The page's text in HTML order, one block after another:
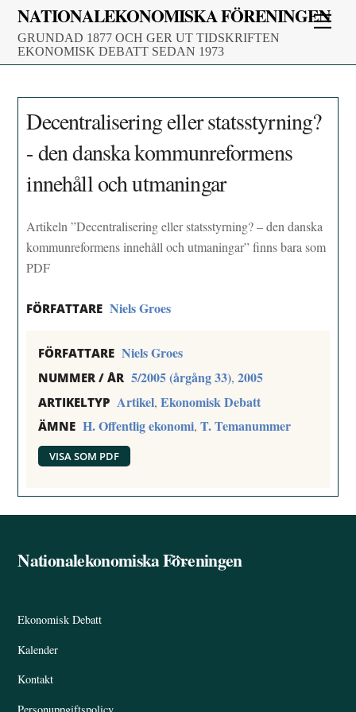
Skip
content
NATIONALEKONOMISKA FÖRENINGEN
GRUNDAD 1877 OCH GER UT TIDSKRIFTEN
EKONOMISK DEBATT SEDAN 1973
Decentralisering eller statsstyrning?
- den danska kommunreformens
innehåll och utmaningar
Artikeln ”Decentralisering eller statsstyrning? – den danska
kommunreformens innehåll och utmaningar” finns bara som
PDF
FÖRFATTARE Niels Groes
FÖRFATTARE Niels Groes
NUMMER / ÅR 5/2005 (årgång 33),2005
ARTIKELTYP Artikel,Ekonomisk Debatt
ÄMNE H. Offentlig ekonomi,T. Temanummer
VISA SOM PDF
Back
Nationalekonomiska Föreningen
Ekonomisk Debatt
Kalender
Kontakt